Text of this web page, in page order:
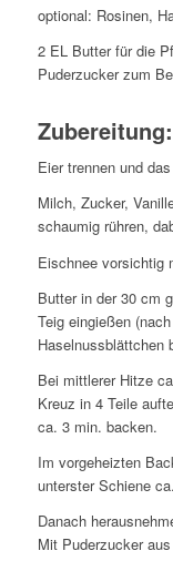
optional: Rosinen,
2 EL Butter für die
Puderzucker zum
Zubereitung:
Eier trennen und
Milch, Zucker,
schaumig rühren,
Eischnee vorsichtig
Butter in der 30 cm
Teig eingießen
Haselnussblättchen
Bei mittlerer Hitze
Kreuz in 4 Teile
ca. 3 min. backen.
Im vorgeheizten
unterster Schiene
Danach
Mit Puderzucker